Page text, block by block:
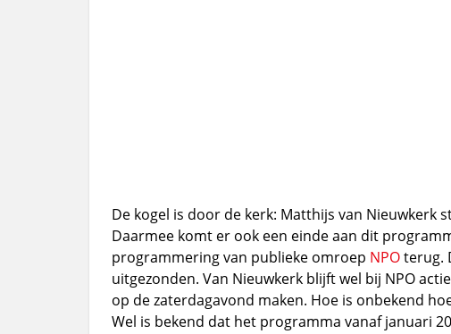
De kogel is door de kerk: Matthijs van Nieuwkerk
Daarmee komt er ook een einde aan dit
programmering van publieke omroep NPOterug.
uitgezonden. Van Nieuwkerk blijft wel bij NPO
op de zaterdagavond maken. Hoe is onbekend
Wel is bekend dat het programma vanaf januari